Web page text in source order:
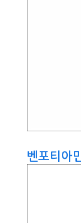
벤포티아